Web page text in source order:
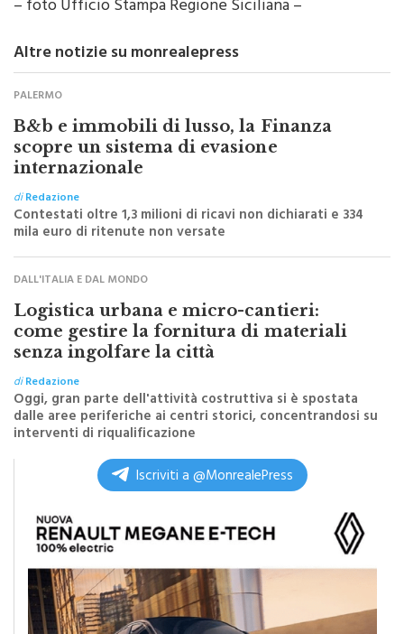
PALERMO
B&b e immobili di lusso, la Finanza
scopre un sistema di evasione
internazionale
diRedazione
Contestati oltre 1,3 milioni di ricavi non dichiarati e 334
mila euro di ritenute non versate
DALL'ITALIA E DAL MONDO
Logistica urbana e micro-cantieri:
come gestire la fornitura di materiali
senza ingolfare la città
diRedazione
Oggi, gran parte dell'attività costruttiva si è spostata
dalle aree periferiche ai centri storici, concentrandosi su
interventi di riqualificazione
Iscriviti a @MonrealePress